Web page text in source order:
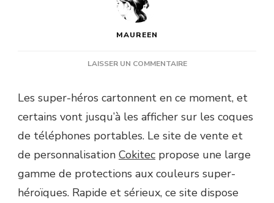
MAUREEN
LAISSER UN COMMENTAIRESUR
DE
PORTABLES
HÉROÏQUES
AVEC
Les super-héros cartonnent en ce moment, et
certains vont jusqu’à les afficher sur les coques
de téléphones portables. Le site de vente et
de personnalisation Cokitec propose une large
gamme de protections aux couleurs super-
héroïques. Rapide et sérieux, ce site dispose